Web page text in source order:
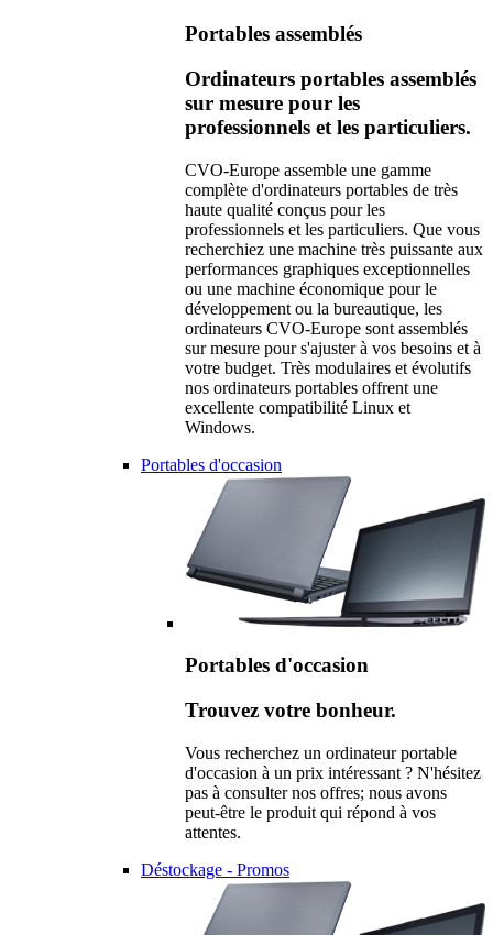
Portables assemblés
Ordinateurs portables assemblés
sur mesure pour les
professionnels et les particuliers.
CVO-Europe assemble une gamme
complète d'ordinateurs portables de très
haute qualité conçus pour les
professionnels et les particuliers. Que vous
recherchiez une machine très puissante aux
performances graphiques exceptionnelles
ou une machine économique pour le
développement ou la bureautique, les
ordinateurs CVO-Europe sont assemblés
sur mesure pour s'ajuster à vos besoins et à
votre budget. Très modulaires et évolutifs
nos ordinateurs portables offrent une
excellente compatibilité Linux et
Windows.
Portables d'occasion
Portables d'occasion
Trouvez votre bonheur.
Vous recherchez un ordinateur portable
d'occasion à un prix intéressant ? N'hésitez
pas à consulter nos offres; nous avons
peut-être le produit qui répond à vos
attentes.
Déstockage - Promos